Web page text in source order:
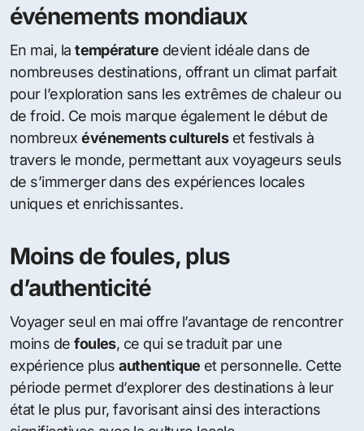
événements mondiaux
En mai, latempérature devient idéale dans de
nombreuses destinations, offrant un climat parfait
pour l’exploration sans les extrêmes de chaleur ou
de froid. Ce mois marque également le début de
nombreuxévénements culturelset festivals à
travers le monde, permettant aux voyageurs seuls
de s’immerger dans des expériences locales
uniques et enrichissantes.
Moins de foules, plus
d’authenticité
Voyager seul en mai offre l’avantage de rencontrer
moins defoules, ce qui se traduit par une
expérience plusauthentique et personnelle. Cette
période permet d’explorer des destinations à leur
état le plus pur, favorisant ainsi des interactions